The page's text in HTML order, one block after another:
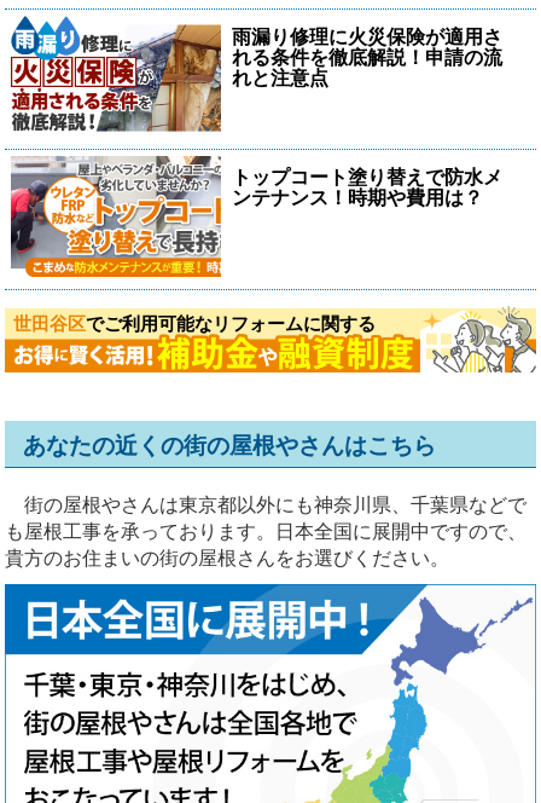
雨漏り修理に火災保険が適用さ
れる条件を徹底解説！申請の流
れと注意点
トップコート塗り替えで防水メ
ンテナンス！時期や費用は？
世田谷区でご利用可能なリフォームに関する
あなたの近くの街の屋根やさんはこちら
街の屋根やさんは東京都以外にも神奈川県、千葉県などで
も屋根工事を承っております。日本全国に展開中ですので、
貴方のお住まいの街の屋根さんをお選びください。